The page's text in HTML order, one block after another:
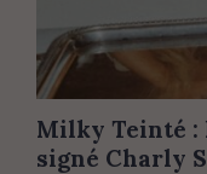
Milky Teinté :
signé Charly